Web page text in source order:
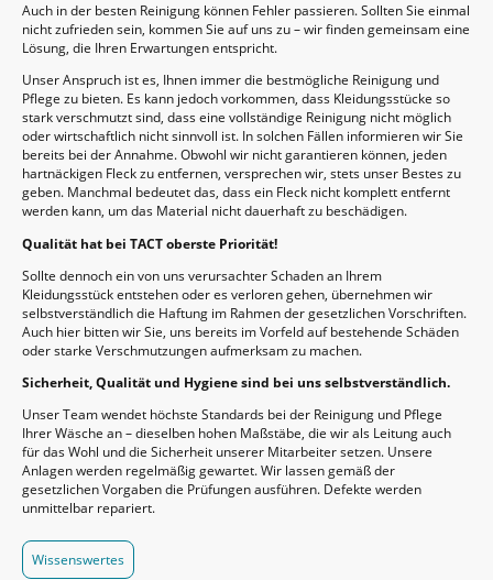
Auch in der besten Reinigung können Fehler passieren. Sollten Sie einmal
nicht zufrieden sein, kommen Sie auf uns zu – wir finden gemeinsam eine
Lösung, die Ihren Erwartungen entspricht.
Unser Anspruch ist es, Ihnen immer die bestmögliche Reinigung und
Pflege zu bieten. Es kann jedoch vorkommen, dass Kleidungsstücke so
stark verschmutzt sind, dass eine vollständige Reinigung nicht möglich
oder wirtschaftlich nicht sinnvoll ist. In solchen Fällen informieren wir Sie
bereits bei der Annahme. Obwohl wir nicht garantieren können, jeden
hartnäckigen Fleck zu entfernen, versprechen wir, stets unser Bestes zu
geben. Manchmal bedeutet das, dass ein Fleck nicht komplett entfernt
werden kann, um das Material nicht dauerhaft zu beschädigen.
Qualität hat bei TACT oberste Priorität!
Sollte dennoch ein von uns verursachter Schaden an Ihrem
Kleidungsstück entstehen oder es verloren gehen, übernehmen wir
selbstverständlich die Haftung im Rahmen der gesetzlichen Vorschriften.
Auch hier bitten wir Sie, uns bereits im Vorfeld auf bestehende Schäden
oder starke Verschmutzungen aufmerksam zu machen.
Sicherheit, Qualität und Hygiene sind bei uns selbstverständlich.
Unser Team wendet höchste Standards bei der Reinigung und Pflege
Ihrer Wäsche an – dieselben hohen Maßstäbe, die wir als Leitung auch
für das Wohl und die Sicherheit unserer Mitarbeiter setzen. Unsere
Anlagen werden regelmäßig gewartet. Wir lassen gemäß der
gesetzlichen Vorgaben die Prüfungen ausführen. Defekte werden
unmittelbar repariert.
Wissenswertes